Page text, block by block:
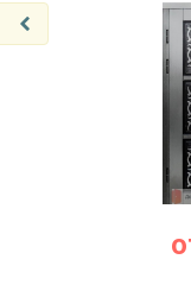
Установка
Покупателям